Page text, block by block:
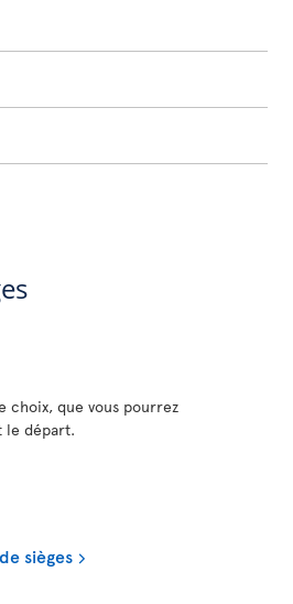
choix, que vous pourrez
le départ.
sièges